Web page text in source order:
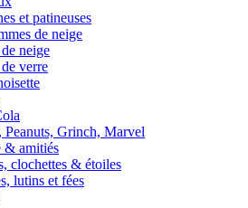
et patineuses
de neige
neige
verre
Peanuts, Grinch, Marvel
& amitiés
clochettes & étoiles
lutins et fées